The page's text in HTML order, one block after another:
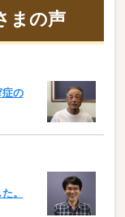
まの声
の
。